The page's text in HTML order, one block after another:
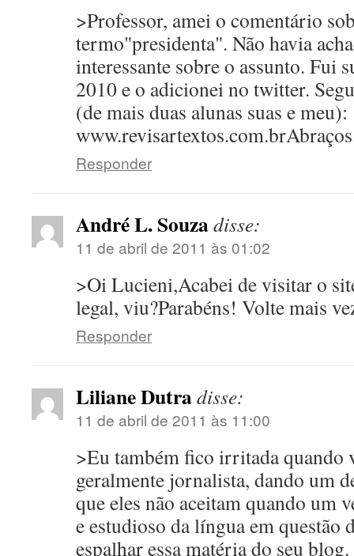
>Professor, amei o comentário
termo"presidenta". Não havia
interessante sobre o assunto. Fui
2010 e o adicionei no twitter.
(de mais duas alunas suas e meu):
Responder
André L. Souzadisse:
11 de abril de 2011 às 01:02
>Oi Lucieni,Acabei de visitar o
legal, viu?Parabéns! Volte mais
Responder
Liliane Dutradisse:
11 de abril de 2011 às 11:00
>Eu também fico irritada quando
geralmente jornalista, dando um
que eles não aceitam quando um
e estudioso da língua em questão
espalhar essa matéria do seu blog.